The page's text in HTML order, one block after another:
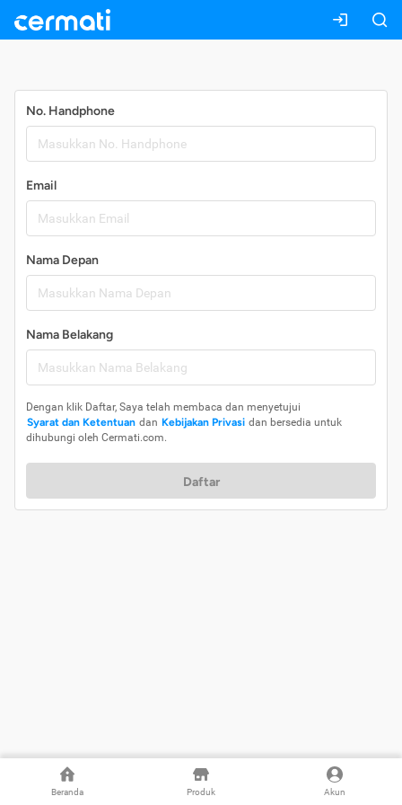
Beranda Produk Akun
No. Handphone
Email
Nama Depan
Nama Belakang
Dengan klik Daftar, Saya telah membaca dan menyetujui
Syarat dan Ketentuan dan Kebijakan Privasi dan bersedia untuk
dihubungi oleh Cermati.com.
Daftar